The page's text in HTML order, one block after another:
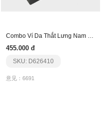
Combo Ví Da Thắt Lưng Nam Lịch Lãm Ct195F111
455.000 đ
SKU: D626410
意见：6691